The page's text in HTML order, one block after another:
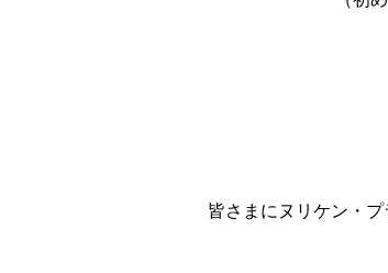
皆さまにヌリケン・ プ